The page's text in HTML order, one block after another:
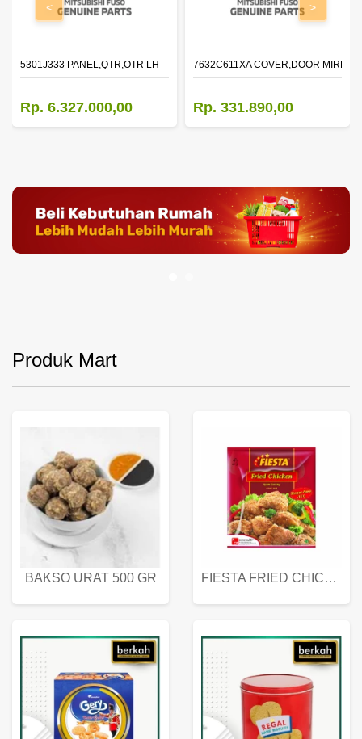
5301J333 PANEL,QTR,OTR LH
Rp. 6.327.000,00
7632C611XA COVER,DOOR
Rp. 331.890,00
< >
Produk Mart
BAKSO URAT 500 GR FIESTA FRIED CHICKEN 500 GR